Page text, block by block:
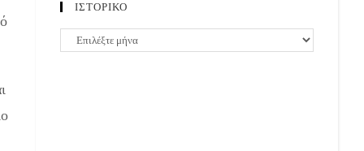
ΙΣΤΟΡΙΚΟ
ΙΣΤΟΡΙΚΟ